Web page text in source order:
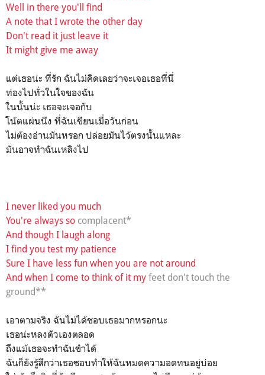
Well in there you'll find
A note that I wrote the other day
Don't read it just leave it
It might give me away
แต่เธอน่ะ ที่รัก ฉันไม่คิดเลยว่าจะเจอเธอที่นี่
ท่องไปทั่วในใจของฉัน
ในนั้นน่ะ เธอจะเจอกับ
โน้ตแผ่นนึง ที่ฉันเขียนเมื่อวันก่อน
ไม่ต้องอ่านมันหรอก ปล่อยมันไว้ตรงนั้นแหละ
มันอาจทำฉันเหลิงไป
I never liked you much
You're always so complacent*
And though I laugh along
I find you test my patience
Sure I have less fun when you are not around
And when I come to think of it my feet don't touch the
ground**
เอาตามจริง ฉันไม่ได้ชอบเธอมากหรอกนะ
เธอน่ะหลงตัวเองตลอด
ถึงแม้เธอจะทำฉันขำได้
ฉันก็ยังรู้สึกว่าเธอชอบทำให้ฉันหมดความอดทนอยู่บ่อย